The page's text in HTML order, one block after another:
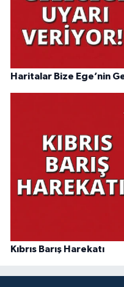
Haritalar Bize Ege’nin
Kıbrıs Barış Harekatı